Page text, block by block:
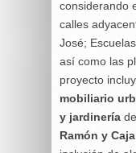
considerando
calles
José;
así como las
proyecto
mobiliario
y jardinería de
Ramón y